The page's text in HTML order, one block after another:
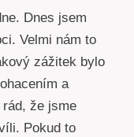
Dnes jsem
Velmi nám to
zážitek bylo
a
že jsme
Pokud to